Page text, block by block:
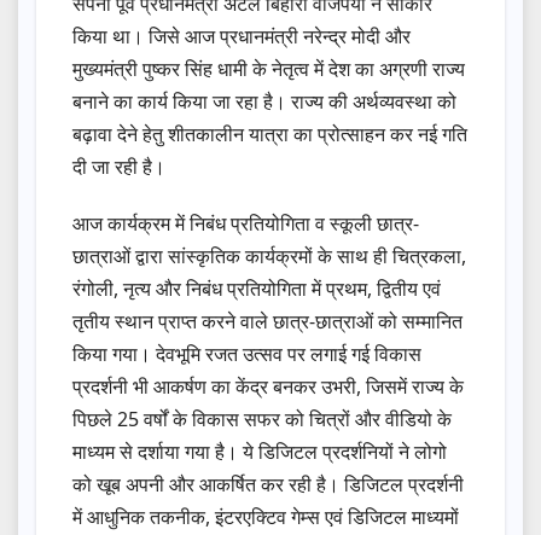
किया था। जिसे आज प्रधानमंत्री नरेन्द्र मोदी और
मुख्यमंत्री पुष्कर सिंह धामी के नेतृत्व में देश का अग्रणी राज्य
बनाने का कार्य किया जा रहा है। राज्य की अर्थव्यवस्था को
बढ़ावा देने हेतु शीतकालीन यात्रा का प्रोत्साहन कर नई गति
दी जा रही है।
आज कार्यक्रम में निबंध प्रतियोगिता व स्कूली छात्र-
छात्राओं द्वारा सांस्कृतिक कार्यक्रमों के साथ ही चित्रकला,
रंगोली, नृत्य और निबंध प्रतियोगिता में प्रथम, द्वितीय एवं
तृतीय स्थान प्राप्त करने वाले छात्र-छात्राओं को सम्मानित
किया गया। देवभूमि रजत उत्सव पर लगाई गई विकास
प्रदर्शनी भी आकर्षण का केंद्र बनकर उभरी, जिसमें राज्य के
पिछले 25 वर्षों के विकास सफर को चित्रों और वीडियो के
माध्यम से दर्शाया गया है। ये डिजिटल प्रदर्शनियों ने लोगो
को खूब अपनी और आकर्षित कर रही है। डिजिटल प्रदर्शनी
में आधुनिक तकनीक, इंटरएक्टिव गेम्स एवं डिजिटल माध्यमों